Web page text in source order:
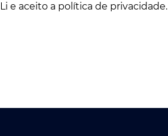
Li e aceito a política de privacidade.